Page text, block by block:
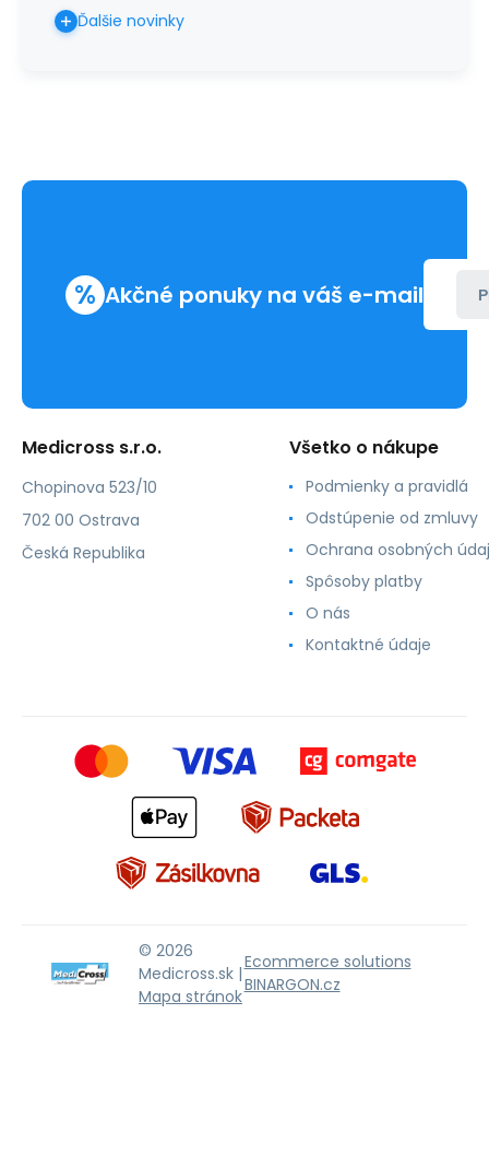
Ďalšie novinky
% Akčné ponuky na váš e-mail
Medicross s.r.o.
Chopinova 523/10
702 00 Ostrava
Česká Republika
Všetko o nákupe
Podmienky a pravidlá
Odstúpenie od zmluvy
Ochrana osobných
Spôsoby platby
O nás
Kontaktné údaje
© 2026
Medicross.sk |
Mapa stránok
Ecommerce solutions
BINARGON.cz